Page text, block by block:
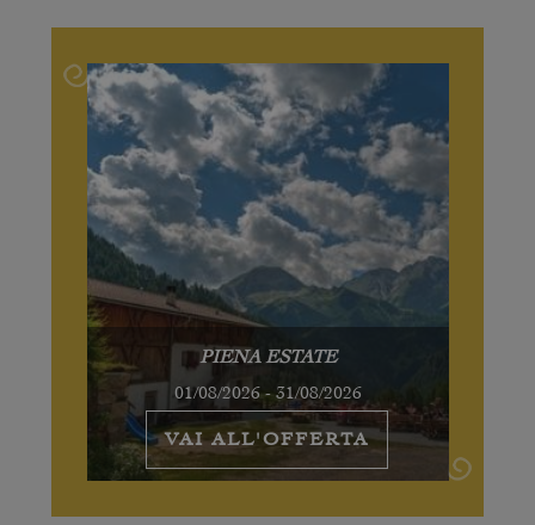
PIENA ESTATE
01/08/2026 - 31/08/2026
VAI ALL'OFFERTA